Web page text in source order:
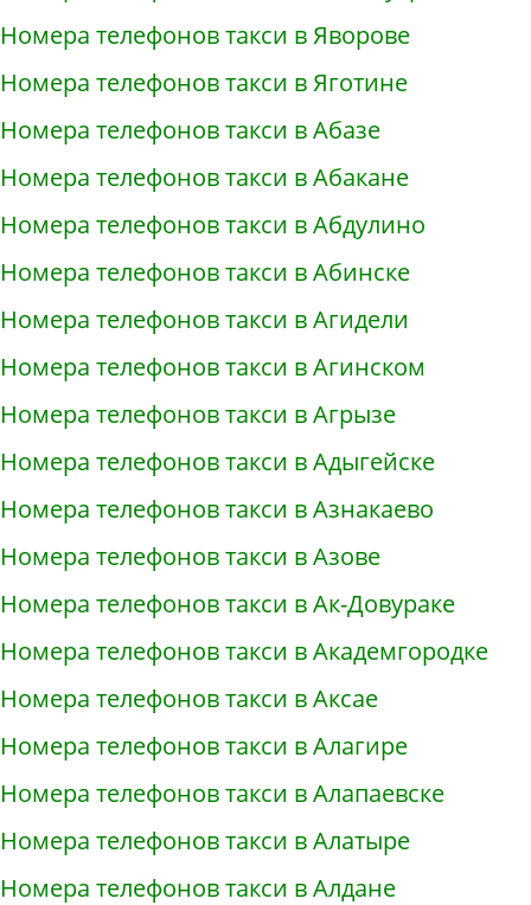
Номера телефонов такси в Яворове
Номера телефонов такси в Яготине
Номера телефонов такси в Абазе
Номера телефонов такси в Абакане
Номера телефонов такси в Абдулино
Номера телефонов такси в Абинске
Номера телефонов такси в Агидели
Номера телефонов такси в Агинском
Номера телефонов такси в Агрызе
Номера телефонов такси в Адыгейске
Номера телефонов такси в Азнакаево
Номера телефонов такси в Азове
Номера телефонов такси в Ак-Довураке
Номера телефонов такси в Академгородке
Номера телефонов такси в Аксае
Номера телефонов такси в Алагире
Номера телефонов такси в Алапаевске
Номера телефонов такси в Алатыре
Номера телефонов такси в Алдане